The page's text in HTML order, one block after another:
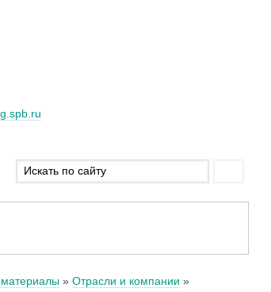
Отрасли и компании